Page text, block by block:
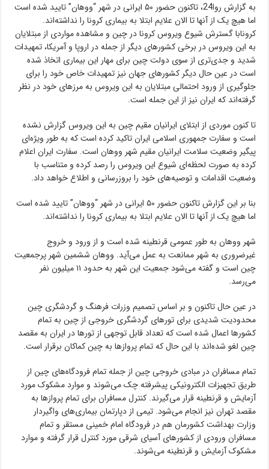
به گزارش روا24، تاکنون حضور ۵۰ ایرانی در شهر “ووهان” تایید شده‌ است
اما هیچ یک از آنها تا الان علایم ابتلا به بیماری کرونا را نداشته‌اند.
کرونابا گسترش شیوع ویروس کرونا در چین و مشاهده مواردی از مبتلایان
به این ویروس در برخی کشورهای دیگر از جمله در اروپا و آمریکا، تمهیدات
شدید و جدی‌تری از سوی دولت چین برای مهار این بیماری اتخاذ شده
است در عین حال دیگر کشورهای جهان نیز تمهیدات خاص خود را برای
جلوگیری از ورود احتمالی مبتلایان به این ویروس به مرزهای خود در نظر
گرفته‌اند که ایران نیز از این جمله است.
تا کنون موردی از ابتلای ایرانیان مقیم چین به این ویروس گزارش نشده
است و سفارت جمهوری اسلامی ایران تاکید کرده است که به طور ویژه‌ای
پیگیر وضعیت سلامت ایرانیان مقیم شهر ووهان است. سفارت ایران اعلام
کرده به صورت لحظه‌ای شیوع این ویروس را رصد کرده و متناسب با
وضعیت اقدامات و توصیه‌های خود را بروزرسانی و اطلاع خواهد داد.
بنا بر این گزارش تاکنون حضور ۵۰ ایرانی در شهر “ووهان” تایید شده‌ است
اما هیچ یک از آنها تا الان علایم ابتلا به بیماری کرونا را نداشته‌اند.
شهر ووهان به طور عمومی قرنطینه شده است و از ورود و خروج
غیرضروری به شهر ممانعت به عمل می‌آید. ووهان ششمین شهر پرجمعیت
چین است و گفته می‌شود جمعیت این شهر به حدود ۱۱ میلیون نفر
می‌رسد.
در عین حال تاکنون و بر اساس تصمیم وزرات فرهنگ و گردشگری چین
محدودیت شدیدی برای تورهای گردشگری خروجی از چین به تمام
کشورها اعمال شده است که تعداد قابل توجهی از تورها در ایران به مقصد
چین لغو شده‌اند با این حال که تمام پروازها به چین کماکان برقرار است.
تمام مسافران در مبادی خروجی چین از جمله تمام فرودگاه‌های چین از
طریق تجهیزات الکترونیکی پیشرفته چک می‌شوند و موارد مشکوک مورد
آزمایش و قرنطینه قرار می‌گیرند. کنترل مسافران برای تمام پروازها به
مقصد تهران نیز انجام می‌شود. تیمی از دپارتمان بیماری‌های واگیردار
وزارت بهداشت کشورمان هم در فرودگاه امام خمینی مستقر و تمام
مسافران ورودی از کشورهای آسیای شرقی مورد کنترل قرار گرفته و موارد
مشکوک آزمایش و قرنطینه می‌شوند.